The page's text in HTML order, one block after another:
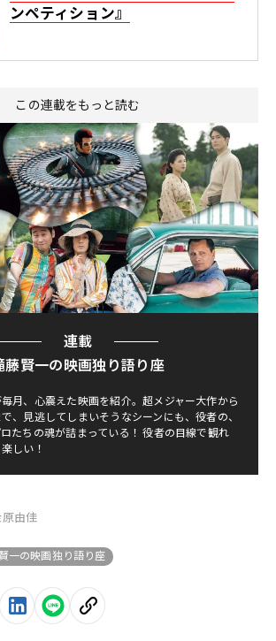
ンペティション』
この連載をもっと読む
連載
藤賢一の映画独り語り座
月、心震えた映画を紹介。超メジャー大作から
、見逃してしまいそうなシーンにも、役者の、
たちの魂が詰まっている！ 役者の目線で観れ
しい！
由佳
一の映画独り語り座